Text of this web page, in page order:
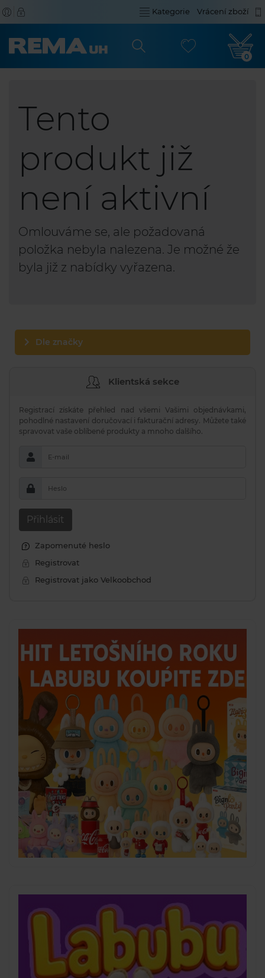
Kategorie Vrácení zboží
0
Tento
produkt již
není aktivní
Omlouváme se, ale požadovaná
položka nebyla nalezena. Je možné že
byla již z nabídky vyřazena.
Dle značky
Klientská sekce
Registrací získáte přehled nad všemi Vašimi objednávkami,
pohodlné nastavení doručovací i fakturační adresy. Můžete také
spravovat vaše oblíbené produkty a mnoho dalšího.
E-mail
Heslo
Přihlásit
Zapomenuté heslo
Registrovat
Registrovat jako Velkoobchod